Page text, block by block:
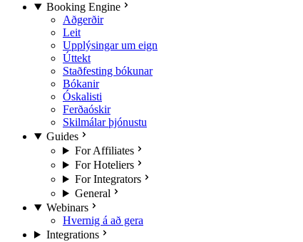
Booking Engine
Aðgerðir
Leit
Upplýsingar um eign
Úttekt
Staðfesting bókunar
Bókanir
Óskalisti
Ferðaóskir
Skilmálar þjónustu
Guides
For Affiliates
For Hoteliers
For Integrators
General
Webinars
Hvernig á að gera
Integrations